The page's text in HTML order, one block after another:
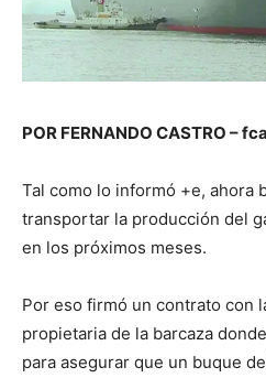
POR FERNANDO CASTRO –
Tal como lo informó +e, ahora
transportar la producción del
en los próximos meses.
Por eso firmó un contrato con
propietaria de la barcaza
para asegurar que un buque